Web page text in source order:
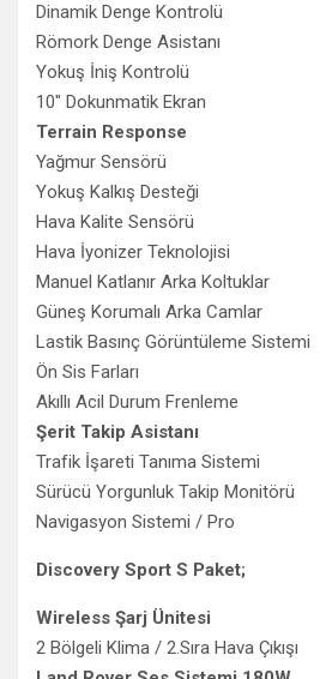
Dinamik Denge Kontrolü
Römork Denge Asistanı
Yokuş İniş Kontrolü
10″ Dokunmatik Ekran
Terrain Response
Yağmur Sensörü
Yokuş Kalkış Desteği
Hava Kalite Sensörü
Hava İyonizer Teknolojisi
Manuel Katlanır Arka Koltuklar
Güneş Korumalı Arka Camlar
Lastik Basınç Görüntüleme Sistemi
Ön Sis Farları
Akıllı Acil Durum Frenleme
Şerit Takip Asistanı
Trafik İşareti Tanıma Sistemi
Sürücü Yorgunluk Takip Monitörü
Navigasyon Sistemi / Pro
Discovery Sport S Paket;
Wireless Şarj Ünitesi
2 Bölgeli Klima / 2.Sıra Hava Çıkışı